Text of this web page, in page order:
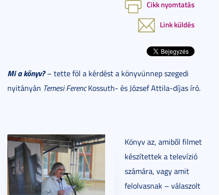
Cikk nyomtatás
Link küldés
Mi a könyv?– tette föl a kérdést a könyvünnep szegedi
nyitányán Temesi FerencKossuth- és József Attila-díjas író.
Könyv az, amiből filmet
készítettek a televízió
számára, vagy amit
felolvasnak – válaszolt